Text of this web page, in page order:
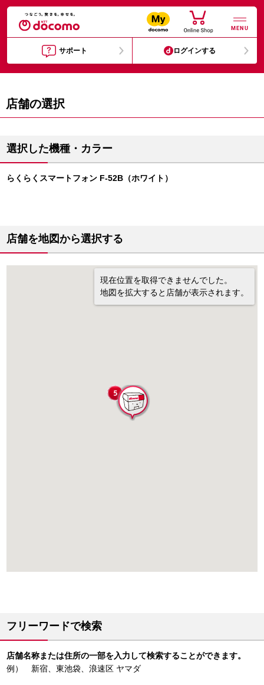
MENU
サポート ログインする
店舗の選択
選択した機種・カラー
らくらくスマートフォン F-52B（ホワイト）
店舗を地図から選択する
現在位置を取得できませんでした。
地図を拡大すると店舗が表示されます。
フリーワードで検索
店舗名称または住所の一部を入力して検索することができます。
例） 新宿、東池袋、浪速区 ヤマダ